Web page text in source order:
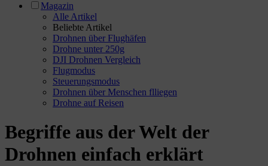
Magazin
Alle Artikel
Beliebte Artikel
Drohnen über Flughäfen
Drohne unter 250g
DJI Drohnen Vergleich
Flugmodus
Steuerungsmodus
Drohnen über Menschen flliegen
Drohne auf Reisen
Begriffe aus der Welt der
Drohnen einfach erklärt